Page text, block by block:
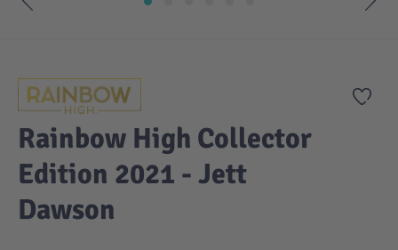
Sicherheit
Krimi / Thriller
Liebesromane
Sachbücher / Wissen
Kuscheltiere
Puppen & Puppenzubehör
Puzzle & Legespiele
DC Comics™ Super Heroes
Disney
DUPLO®
Country
Fairies
Family Fun
Zur
Rainbow High Collector
Edition 2021 - Jett
Dawson